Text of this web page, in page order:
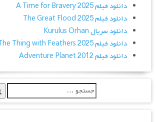
دانلود فیلم A Time for Bravery 2025
دانلود فیلم The Great Flood 2025
دانلود سریال Kurulus Orhan
دانلود فیلم The Thing with Feathers 2025
دانلود فیلم Adventure Planet 2012